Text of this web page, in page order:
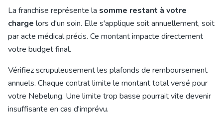
La franchise représente la somme restant à votre
charge lors d'un soin. Elle s'applique soit annuellement, soit
par acte médical précis. Ce montant impacte directement
votre budget final.
Vérifiez scrupuleusement les plafonds de remboursement
annuels. Chaque contrat limite le montant total versé pour
votre Nebelung. Une limite trop basse pourrait vite devenir
insuffisante en cas d'imprévu.